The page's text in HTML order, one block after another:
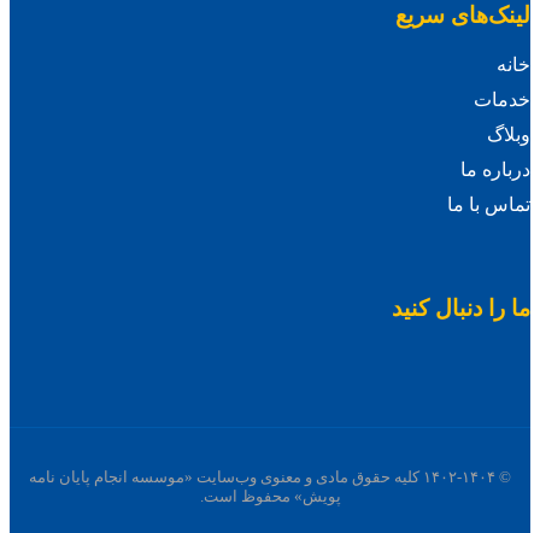
لینک‌های سریع
خانه
خدمات
وبلاگ
درباره ما
تماس با ما
ما را دنبال کنید
© ۱۴۰۲-۱۴۰۴ کلیه حقوق مادی و معنوی وب‌سایت «موسسه انجام پایان نامه
پویش» محفوظ است.